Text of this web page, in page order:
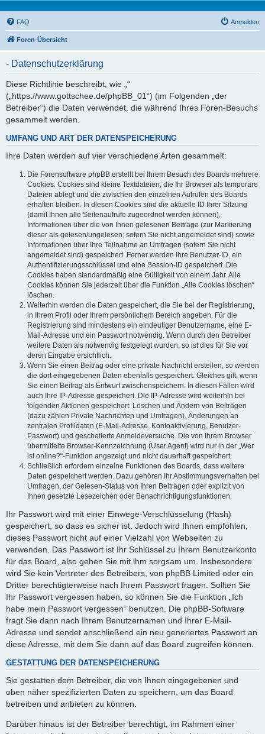
FAQ Anmelden
Foren-Übersicht
- Datenschutzerklärung
Diese Richtlinie beschreibt, wie „“
(„https://www.gottschee.de/phpBB_01“) (im Folgenden „der
Betreiber“) die Daten verwendet, die während Ihres Foren-Besuchs
gesammelt werden.
UMFANG UND ART DER DATENSPEICHERUNG
Ihre Daten werden auf vier verschiedene Arten gesammelt:
Die Forensoftware phpBB erstellt bei Ihrem Besuch des Boards mehrere
Cookies. Cookies sind kleine Textdateien, die Ihr Browser als temporäre
Dateien ablegt und die zwischen den einzelnen Aufrufen des Boards
erhalten bleiben. In diesen Cookies sind die aktuelle ID Ihrer Sitzung
(damit Ihnen alle Seitenaufrufe zugeordnet werden können),
Informationen über die von Ihnen gelesenen Beiträge (zur Markierung
dieser als gelesen/ungelesen; sofern Sie nicht angemeldet sind) sowie
Informationen über Ihre Teilnahme an Umfragen (sofern Sie nicht
angemeldet sind) gespeichert. Ferner werden Ihre Benutzer-ID, ein
Authentifizierungsschlüssel und eine Session-ID gespeichert. Die
Cookies haben standardmäßig eine Gültigkeit von einem Jahr. Alle
Cookies können Sie jederzeit über die Funktion „Alle Cookies löschen“
löschen.
Weiterhin werden die Daten gespeichert, die Sie bei der Registrierung,
in Ihrem Profil oder Ihrem persönlichem Bereich angeben. Für die
Registrierung sind mindestens ein eindeutiger Benutzername, eine E-
Mail-Adresse und ein Passwort notwendig. Wenn durch den Betreiber
weitere Daten als notwendig festgelegt wurden, so ist dies für Sie vor
deren Eingabe ersichtlich.
Wenn Sie einen Beitrag oder eine private Nachricht erstellen, so werden
die dort eingegebenen Daten ebenfalls gespeichert. Gleiches gilt, wenn
Sie einen Beitrag als Entwurf zwischenspeichern. In diesen Fällen wird
auch Ihre IP-Adresse gespeichert. Die IP-Adresse wird weiterhin bei
folgenden Aktionen gespeichert: Löschen und Ändern von Beiträgen
(dazu zählen Private Nachrichten und Umfragen), Änderungen an
zentralen Profildaten (E-Mail-Adresse, Kontoaktivierung, Benutzer-
Passwort) und gescheiterte Anmeldeversuche. Die von Ihrem Browser
übermittelte Browser-Kennzeichnung (User Agent) wird nur in der „Wer
ist online?“-Funktion angezeigt und nicht dauerhaft gespeichert.
Schließlich erfordern einzelne Funktionen des Boards, dass weitere
Daten gespeichert werden. Dazu gehören Ihr Abstimmungsverhalten bei
Umfragen, der Gelesen-Status von Ihren Beiträgen oder explizit von
Ihnen gesetzte Lesezeichen oder Benachrichtigungsfunktionen.
Ihr Passwort wird mit einer Einwege-Verschlüsselung (Hash)
gespeichert, so dass es sicher ist. Jedoch wird Ihnen empfohlen,
dieses Passwort nicht auf einer Vielzahl von Webseiten zu
verwenden. Das Passwort ist Ihr Schlüssel zu Ihrem Benutzerkonto
für das Board, also gehen Sie mit ihm sorgsam um. Insbesondere
wird Sie kein Vertreter des Betreibers, von phpBB Limited oder ein
Dritter berechtigterweise nach Ihrem Passwort fragen. Sollten Sie
Ihr Passwort vergessen haben, so können Sie die Funktion „Ich
habe mein Passwort vergessen“ benutzen. Die phpBB-Software
fragt Sie dann nach Ihrem Benutzernamen und Ihrer E-Mail-
Adresse und sendet anschließend ein neu generiertes Passwort an
diese Adresse, mit dem Sie dann auf das Board zugreifen können.
GESTATTUNG DER DATENSPEICHERUNG
Sie gestatten dem Betreiber, die von Ihnen eingegebenen und
oben näher spezifizierten Daten zu speichern, um das Board
betreiben und anbieten zu können.
Darüber hinaus ist der Betreiber berechtigt, im Rahmen einer